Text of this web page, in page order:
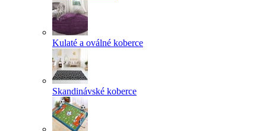
Kulaté a oválné koberce
Skandinávské koberce